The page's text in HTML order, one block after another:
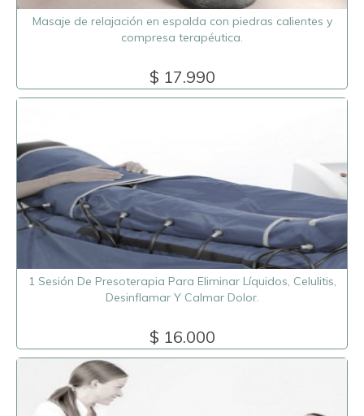
Masaje de relajación en espalda con piedras calientes y
compresa terapéutica.
$ 17.990
1 Sesión De Presoterapia Para Eliminar Líquidos, Celulitis,
Desinflamar Y Calmar Dolor.
$ 16.000